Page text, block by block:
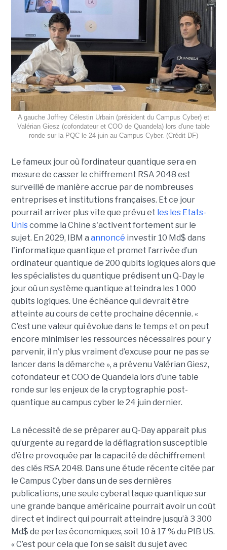
A gauche Joffrey Célestin Urbain (président du Campus Cyber) et
Valérian Giesz (cofondateur et COO de Quandela) lors d'une table
ronde sur la PQC le 24 juin au Campus Cyber. (Crédit DF)
Le fameux jour où l’ordinateur quantique sera en
mesure de casser le chiffrement RSA 2048 est
surveillé de manière accrue par de nombreuses
entreprises et institutions françaises. Et ce jour
pourrait arriver plus vite que prévu et les les Etats-
Uniscomme la Chine s'activent fortement sur le
sujet. En 2029, IBM a annoncé investir 10 Md$ dans
l'informatique quantique et promet l’arrivée d’un
ordinateur quantique de 200 qubits logiques alors que
les spécialistes du quantique prédisent un Q-Day le
jour où un système quantique atteindra les 1 000
qubits logiques. Une échéance qui devrait être
atteinte au cours de cette prochaine décennie. «
C’est une valeur qui évolue dans le temps et on peut
encore minimiser les ressources nécessaires pour y
parvenir, il n’y plus vraiment d’excuse pour ne pas se
lancer dans la démarche », a prévenu Valérian Giesz,
cofondateur et COO de Quandela lors d’une table
ronde sur les enjeux de la cryptographie post-
quantique au campus cyber le 24 juin dernier.
La nécessité de se préparer au Q-Day apparait plus
qu’urgente au regard de la déflagration susceptible
d’être provoquée par la capacité de déchiffrement
des clés RSA 2048. Dans une étude récente citée par
le Campus Cyber dans un de ses dernières
publications, une seule cyberattaque quantique sur
une grande banque américaine pourrait avoir un coût
direct et indirect qui pourrait atteindre jusqu’à 3 300
Md$ de pertes économiques, soit 10 à 17 % du PIB US.
« C’est pour cela que l’on se saisit du sujet avec